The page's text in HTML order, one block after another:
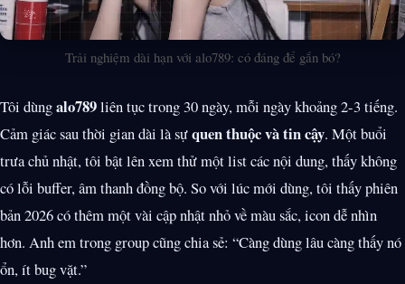
Trải nghiệm dài hạn với alo789: có đáng để gắn bó?
Tôi dùngalo789liên tục trong 30 ngày, mỗi ngày khoảng 2-3 tiếng.
Cảm giác sau thời gian dài là sựquen thuộc và tin cậy. Một buổi
trưa chủ nhật, tôi bật lên xem thử một list các nội dung, thấy không
có lỗi buffer, âm thanh đồng bộ. So với lúc mới dùng, tôi thấy phiên
bản 2026 có thêm một vài cập nhật nhỏ về màu sắc, icon dễ nhìn
hơn. Anh em trong group cũng chia sẻ: “Càng dùng lâu càng thấy nó
ổn, ít bug vặt.”